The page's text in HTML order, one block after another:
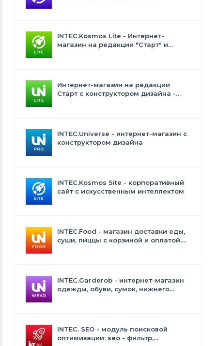
INTEC.Kosmos Lite - Интернет-
магазин на редакции "Старт" и
Интернет-магазин на редакции
Старт с конструктором дизайна -
INTEC.Universe - интернет-магазин с
конструктором дизайна
INTEC.Kosmos Site - корпоративный
сайт с искусственным интеллектом
INTEC.Food - магазин доставки еды,
суши, пиццы с корзиной и оплатой.
INTEC.Garderob - интернет-магазин
одежды, обуви, сумок, нижнего
INTEC. SEO - модуль поисковой
оптимизации: seo - фильтр,